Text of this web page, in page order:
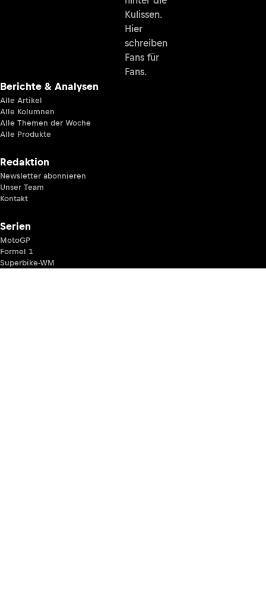
Kulissen.
Hier
schreiben
Fans für
Fans.
Berichte & Analysen
Alle Artikel
Alle Kolumnen
Alle Themen der Woche
Alle Produkte
Redaktion
Newsletter abonnieren
Unser Team
Kontakt
Serien
MotoGP
Formel 1
Superbike-WM